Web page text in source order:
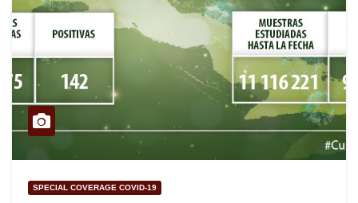
SPECIAL COVERAGE COVID-19